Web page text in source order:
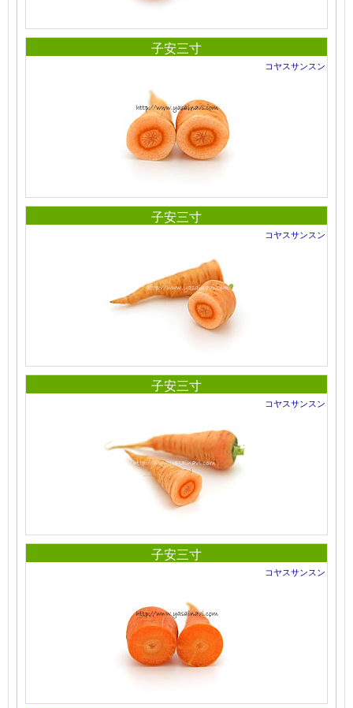
子安三寸
コヤスサンスン
子安三寸
コヤスサンスン
子安三寸
コヤスサンスン
子安三寸
コヤスサンスン